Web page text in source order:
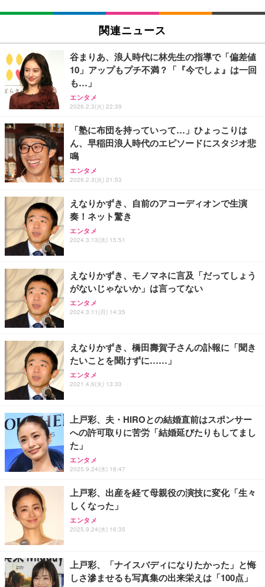
1080P ポータブルウェアラブルカメラ旅行用軽量ビ
デオレコーダー軽量トラベルカメラ
￥3,255
XXA4Kアクションカメラ ウェアラブルカメラ Vlog
ビデオカメラ ボディカメラ 1.9インチモニター 32G
Bカード付き 180度回転レンズ 2000mAhバッテリー
循環録画 夜間録画 連写 タイマー撮影 軽量 Vlog 旅
タンド付き 日本語取扱説明書 (ピンク)
スパイカメラ探知機ファインダー、 家庭用および保
護用、 操作およびスキャンデバイス付き車用隠しカ
メラファインダー
￥2,298
Vlog アクションカメラ、回転レンズ付き、フロント
スクリーン、Type-C 充電、毎日の Vlog 用 1080P
ハンドヘルドカメラ ポケットサイクリング映像 毎日
REGZA レグザ テレビ 32V35S (32インチ / フルハイ
￥38,965
【Amazon.co.jp限定】REGZA レグザ テレビ 40V3
5N(A) (40インチ / フルハイビジョン/液晶/Airplay/ネ
ット動画対応)
【Amazon.co.jp限定】REGZA レグザ テレビ 24V3
5N(A) (24インチ / ハイビジョン/液晶/Airplay/ネット
動画対応)
￥34,000
Philips(フィリップス) チューナーレステレビ 43イン
チ 量子ドット FHD QLED スマートテレビ Google T
V内蔵 HDR10/Dolby Audio対応 ネット動画視聴可能
モバイルバッテリー 大容量 30000mAh 【22.5W/20
ッテリー 5台同時充電 Type-C出力 スマホ 充電器 LC
D残量表示 LEDライト付き ストラップ付き 持ち運び
携帯充電器 停電対策 アウトドア/旅行/出張/防災/緊
急用 iOS/Android各種他対応 機内持込可 (高級白い)
￥2,469
エレコム 充電器 Type-C USB-C 20W USB PD対応 1
ポート PSE認証品 GaN採用 折りたたみ式プラグ ホ
ワイト 【 iPhone16 15 等対応】 EC-AC6820WH
エレコム 充電器 40W 2ポート Type-C USB PD対応
PPS対応 GaN II採用 折りたたみ式プラグ ホワイト
EC-AC10640WH
￥1,790
エレコム 65W 充電器 Type-C コンセント 急速 PD対
応 スイング式プラグ採用 PSE技術基準適合 ブラッ
ク EC-AC12465BK
関連ニュース
谷まりあ、浪人時代に林先生の指導で「偏差値
10」アップもプチ不満？「『今でしょ』は一回
も…」
エンタメ
2026.2.3(火) 22:39
「塾に布団を持っていって…」ひょっこりは
ん、早稲田浪人時代のエピソードにスタジオ悲
鳴
エンタメ
2026.2.3(火) 21:53
えなりかずき、自前のアコーディオンで生演
奏！ネット驚き
エンタメ
2024.3.13(水) 15:51
えなりかずき、モノマネに言及「だってしょう
がないじゃないか」は言ってない
エンタメ
2024.3.11(月) 14:35
えなりかずき、橋田壽賀子さんの訃報に「聞き
たいことを聞けずに……」
エンタメ
2021.4.6(火) 13:33
上戸彩、夫・HIROとの結婚直前はスポンサー
への許可取りに苦労「結婚延びたりもしてまし
た」
エンタメ
2025.9.24(水) 16:47
上戸彩、出産を経て母親役の演技に変化「生々
しくなった」
エンタメ
2025.9.24(水) 16:35
上戸彩、「ナイスバディになりたかった」と悔
しさ滲ませるも写真集の出来栄えは「100点」